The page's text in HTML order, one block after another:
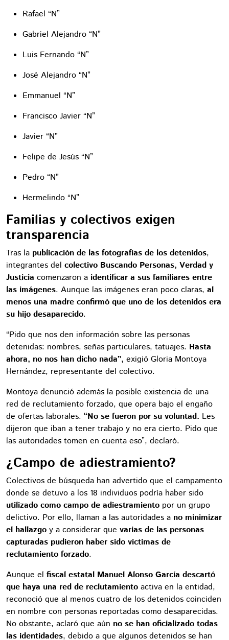
Rafael “N”
Gabriel Alejandro “N”
Luis Fernando “N”
José Alejandro “N”
Emmanuel “N”
Francisco Javier “N”
Javier “N”
Felipe de Jesús “N”
Pedro “N”
Hermelindo “N”
Familias y colectivos exigen
transparencia
Tras la publicación de las fotografías de los detenidos,
integrantes del colectivo Buscando Personas, Verdad y
Justicia comenzaron a identificar a sus familiares entre
las imágenes. Aunque las imágenes eran poco claras, al
menos una madre confirmó que uno de los detenidos era
su hijo desaparecido.
“Pido que nos den información sobre las personas
detenidas: nombres, señas particulares, tatuajes. Hasta
ahora, no nos han dicho nada”, exigió Gloria Montoya
Hernández, representante del colectivo.
Montoya denunció además la posible existencia de una
red de reclutamiento forzado, que opera bajo el engaño
de ofertas laborales. “No se fueron por su voluntad. Les
dijeron que iban a tener trabajo y no era cierto. Pido que
las autoridades tomen en cuenta eso”, declaró.
¿Campo de adiestramiento?
Colectivos de búsqueda han advertido que el campamento
donde se detuvo a los 18 individuos podría haber sido
utilizado como campo de adiestramiento por un grupo
delictivo. Por ello, llaman a las autoridades a no minimizar
el hallazgo y a considerar que varias de las personas
capturadas pudieron haber sido víctimas de
reclutamiento forzado.
Aunque el fiscal estatal Manuel Alonso García descartó
que haya una red de reclutamiento activa en la entidad,
reconoció que al menos cuatro de los detenidos coinciden
en nombre con personas reportadas como desaparecidas.
No obstante, aclaró que aún no se han oficializado todas
las identidades, debido a que algunos detenidos se han